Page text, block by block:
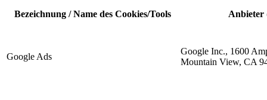
Bezeichnung / Name des Cookies/Tools Anbieter
Google Ads
Google Inc., 1600
Mountain View, CA